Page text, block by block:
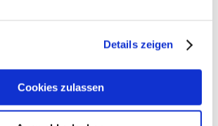
Details zeigen
Cookies zulassen
ehrenamtliche Experten bieten
alter Fahrzeuge in der Werkhalle
Bahnhof, drei Jahre später wird er